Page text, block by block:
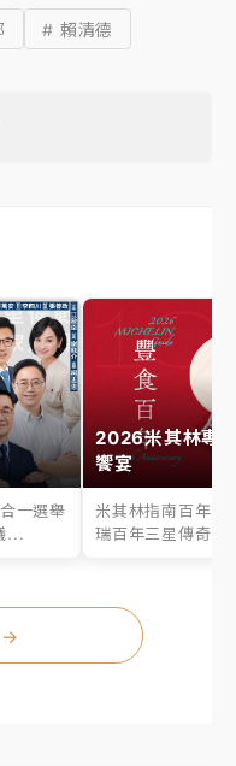
# 賴清德
一選舉
...
2026米其林專
饗宴
米其林指南百年之
瑞百年三星傳奇、
→